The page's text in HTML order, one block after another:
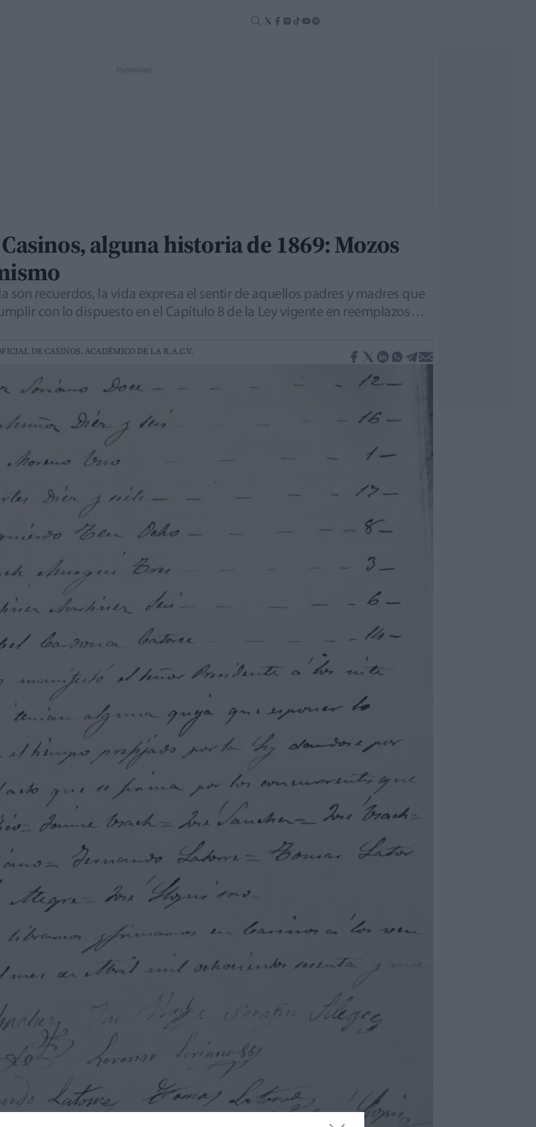
alguna historia de 1869: Mozos
son recuerdos, la vida expresa el sentir de aquellos padres y madres que
con lo dispuesto en el Capítulo 8 de la Ley vigente en reemplazos…
DE CASINOS. ACADÉMICO DE LA R.A.C.V.